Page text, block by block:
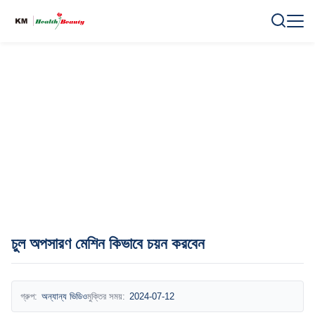
চুল অপসারণ মেশিন কিভাবে চয়ন করবেন
গ্রুপ: অন্যান্য ভিডিওমুক্তির সময়: 2024-07-12